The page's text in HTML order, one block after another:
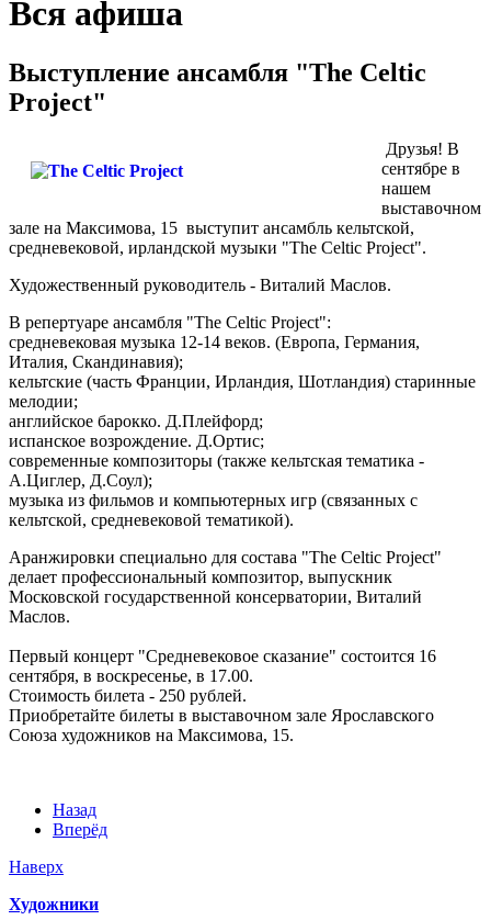
Вся афиша
Выступление ансамбля "The Celtic
Project"
Друзья! В
сентябре в
нашем
выставочном
зале на Максимова, 15 выступит ансамбль кельтской,
средневековой, ирландской музыки "The Celtic Project".
Художественный руководитель - Виталий Маслов.
В репертуаре ансамбля "The Celtic Project":
средневековая музыка 12-14 веков. (Европа, Германия,
Италия, Скандинавия);
кельтские (часть Франции, Ирландия, Шотландия) старинные
мелодии;
английское барокко. Д.Плейфорд;
испанское возрождение. Д.Ортис;
современные композиторы (также кельтская тематика -
А.Циглер, Д.Соул);
музыка из фильмов и компьютерных игр (связанных с
кельтской, средневековой тематикой).
Аранжировки специально для состава "The Celtic Project"
делает профессиональный композитор, выпускник
Московской государственной консерватории, Виталий
Маслов.
Первый концерт "Средневековое сказание" состоится 16
сентября, в воскресенье, в 17.00.
Стоимость билета - 250 рублей.
Приобретайте билеты в выставочном зале Ярославского
Союза художников на Максимова, 15.
Назад
Вперёд
Наверх
Художники